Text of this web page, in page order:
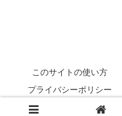
このサイトの使い方
プライバシーポリシー
©